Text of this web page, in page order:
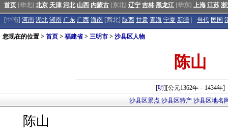
首页 [华北] 北京 天津 河北 山西 内蒙古 [东北] 辽宁 吉林 黑龙江 [华东] 上海 江苏
[中南] 河南 湖北 湖南 广东 广西 海南 [西北] 陕西 甘肃 青海 宁夏 新疆 当代 民国
您现在的位置 > 首页 > 福建省> 三明市 > 沙县区人物
陈山
[明][公元1362年－1434年]
沙县区景点 沙县区特产 沙县区地名
陈山